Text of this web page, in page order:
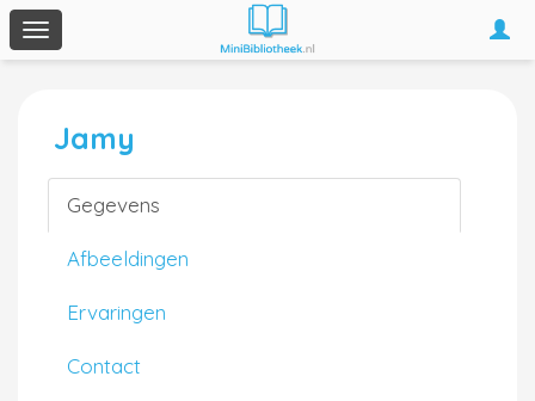
Toggle
navigation
Jamy
Gegevens
Afbeeldingen
Ervaringen
Contact